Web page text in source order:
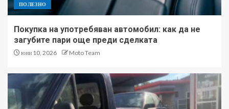
ПОЛЕЗНО
Покупка на употребяван автомобил: как да не
загубите пари още преди сделката
юни 10, 2026 Moto Team